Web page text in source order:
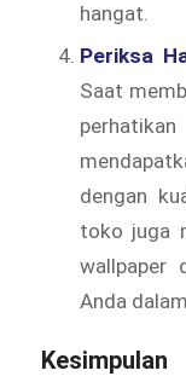
hangat.
Periksa
Saat
dengan
toko juga
wallpaper
Anda
Kesimpulan